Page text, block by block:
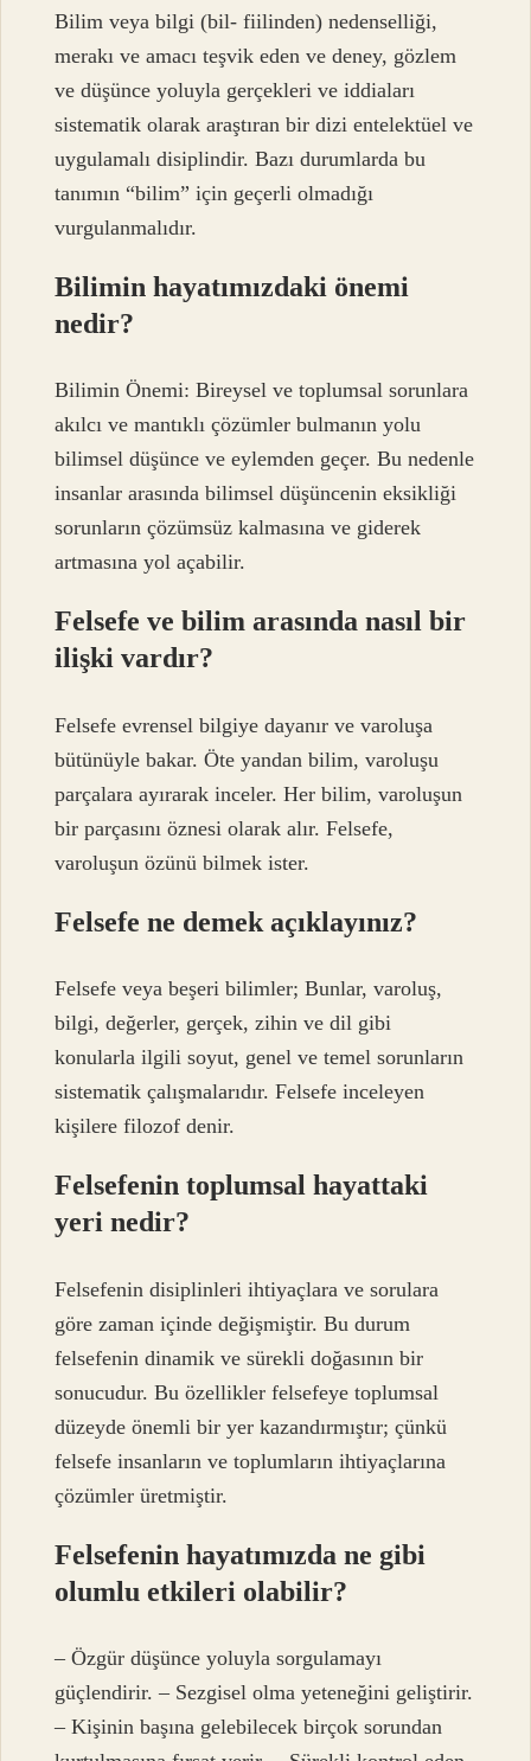
Bilim veya bilgi (bil- fiilinden) nedenselliği,
merakı ve amacı teşvik eden ve deney, gözlem
ve düşünce yoluyla gerçekleri ve iddiaları
sistematik olarak araştıran bir dizi entelektüel ve
uygulamalı disiplindir. Bazı durumlarda bu
tanımın “bilim” için geçerli olmadığı
vurgulanmalıdır.
Bilimin hayatımızdaki önemi
nedir?
Bilimin Önemi: Bireysel ve toplumsal sorunlara
akılcı ve mantıklı çözümler bulmanın yolu
bilimsel düşünce ve eylemden geçer. Bu nedenle
insanlar arasında bilimsel düşüncenin eksikliği
sorunların çözümsüz kalmasına ve giderek
artmasına yol açabilir.
Felsefe ve bilim arasında nasıl bir
ilişki vardır?
Felsefe evrensel bilgiye dayanır ve varoluşa
bütünüyle bakar. Öte yandan bilim, varoluşu
parçalara ayırarak inceler. Her bilim, varoluşun
bir parçasını öznesi olarak alır. Felsefe,
varoluşun özünü bilmek ister.
Felsefe ne demek açıklayınız?
Felsefe veya beşeri bilimler; Bunlar, varoluş,
bilgi, değerler, gerçek, zihin ve dil gibi
konularla ilgili soyut, genel ve temel sorunların
sistematik çalışmalarıdır. Felsefe inceleyen
kişilere filozof denir.
Felsefenin toplumsal hayattaki
yeri nedir?
Felsefenin disiplinleri ihtiyaçlara ve sorulara
göre zaman içinde değişmiştir. Bu durum
felsefenin dinamik ve sürekli doğasının bir
sonucudur. Bu özellikler felsefeye toplumsal
düzeyde önemli bir yer kazandırmıştır; çünkü
felsefe insanların ve toplumların ihtiyaçlarına
çözümler üretmiştir.
Felsefenin hayatımızda ne gibi
olumlu etkileri olabilir?
– Özgür düşünce yoluyla sorgulamayı
güçlendirir. – Sezgisel olma yeteneğini geliştirir.
– Kişinin başına gelebilecek birçok sorundan